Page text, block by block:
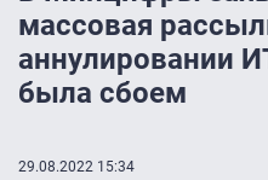
массовая
аннулировании
была сбоем
29.08.2022 15:34